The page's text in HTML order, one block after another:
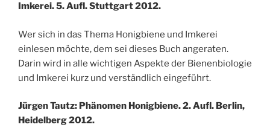
Imkerei. 5. Aufl. Stuttgart 2012.
Wer sich in das Thema Honigbiene und Imkerei
einlesen möchte, dem sei dieses Buch angeraten.
Darin wird in alle wichtigen Aspekte der Bienenbiologie
und Imkerei kurz und verständlich eingeführt.
Jürgen Tautz: Phänomen Honigbiene. 2. Aufl. Berlin,
Heidelberg 2012.